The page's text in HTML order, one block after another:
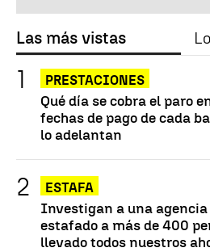
Las más vistas
PRESTACIONES
Qué día se cobra el paro
fechas de pago de cada
lo adelantan
ESTAFA
Investigan a una
estafado a más de 400
llevado todos nuestros